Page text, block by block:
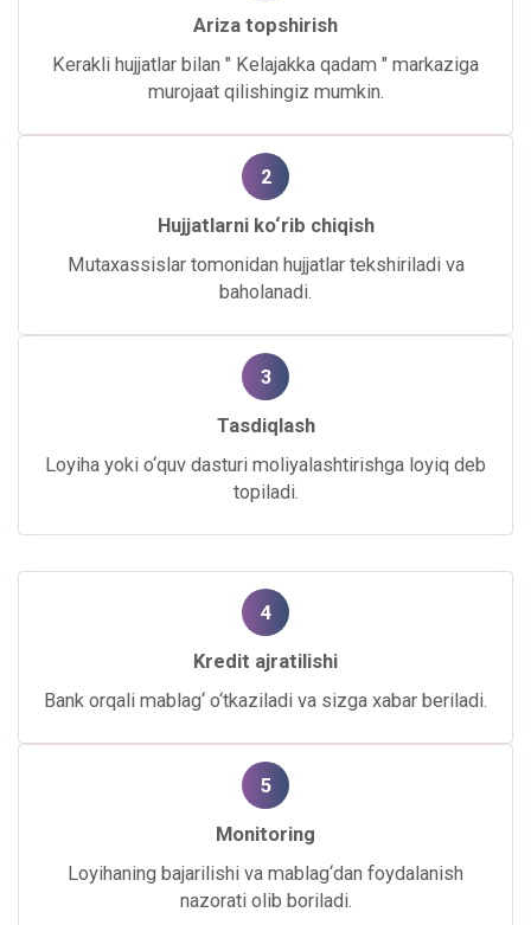
Ariza topshirish
Kerakli hujjatlar bilan " Kelajakka qadam " markaziga
murojaat qilishingiz mumkin.
2
Hujjatlarni ko‘rib chiqish
Mutaxassislar tomonidan hujjatlar tekshiriladi va
baholanadi.
3
Tasdiqlash
Loyiha yoki o‘quv dasturi moliyalashtirishga loyiq deb
topiladi.
4
Kredit ajratilishi
Bank orqali mablag‘ o‘tkaziladi va sizga xabar beriladi.
5
Monitoring
Loyihaning bajarilishi va mablag‘dan foydalanish
nazorati olib boriladi.